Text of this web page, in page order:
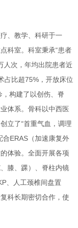
、教学、科研于一
科室。科室秉承“患者
人次，年均出院患者近
占比超75%，开放床位
构建了以创伤、脊
体系。骨科以中西医
立了“首重气血，调理
合ERAS（加速康复外
体验。全面开展各项
膝、踝）、脊柱内镜
、人工颈椎间盘置
科长期密切合作，使